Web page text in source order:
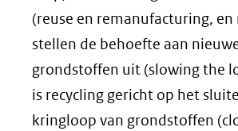
(reuse en remanufacturing, en
stellen de behoefte aan
grondstoffen uit (slowing the
is recycling gericht op het
kringloop van grondstoffen